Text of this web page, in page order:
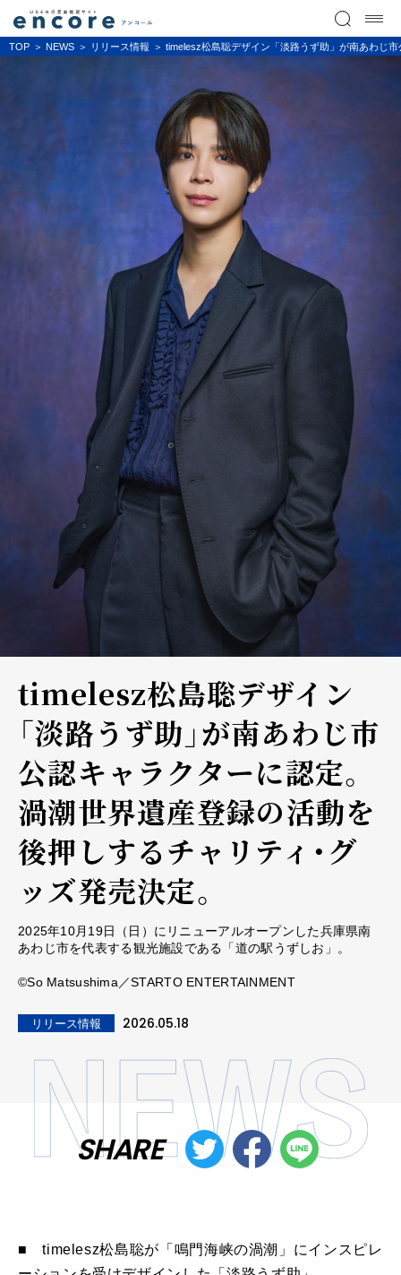
TOP NEWS リリース情報 timelesz松島聡デザイン「淡路うず助」が南あわじ
timelesz松島聡デザイン
「淡路うず助」が南あわじ市
公認キャラクターに認定。
渦潮世界遺産登録の活動を
後押しするチャリティ・グ
ッズ発売決定。
2025年10月19日（日）にリニューアルオープンした兵庫県南
あわじ市を代表する観光施設である「道の駅うずしお」。
©So Matsushima／STARTO ENTERTAINMENT
リリース情報 2026.05.18
SHARE
■ timelesz松島聡が「鳴門海峡の渦潮」にインスピレ